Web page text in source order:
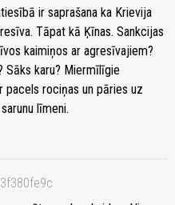
ir saprašana ka Krievija
Tāpat kā Ķīnas. Sankcijas
kaimiņos ar agresīvajiem?
Sāks karu? Miermīlīgie
rociņas un pāries uz
līmeni.